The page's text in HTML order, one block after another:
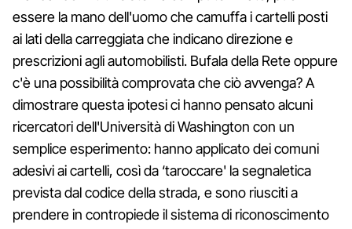
essere la mano dell'uomo che camuffa i cartelli posti
ai lati della carreggiata che indicano direzione e
prescrizioni agli automobilisti. Bufala della Rete oppure
c'è una possibilità comprovata che ciò avvenga? A
dimostrare questa ipotesi ci hanno pensato alcuni
ricercatori dell'Università di Washington con un
semplice esperimento: hanno applicato dei comuni
adesivi ai cartelli, così da ‘taroccare' la segnaletica
prevista dal codice della strada, e sono riusciti a
prendere in contropiede il sistema di riconoscimento